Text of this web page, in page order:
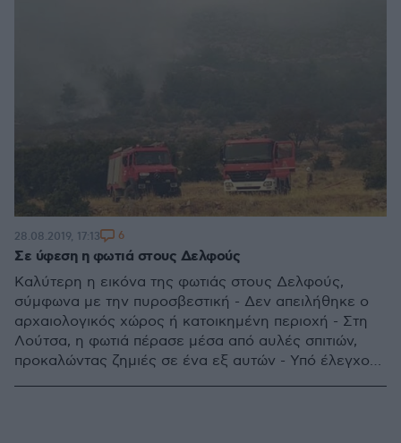
Σε ύφεση η φωτιά στους Δελφούς
Καλύτερη η εικόνα της φωτιάς στους Δελφούς,
σύμφωνα με την πυροσβεστική - Δεν απειλήθηκε ο
αρχαιολογικός χώρος ή κατοικημένη περιοχή - Στη
Λούτσα, η φωτιά πέρασε μέσα από αυλές σπιτιών,
προκαλώντας ζημιές σε ένα εξ αυτών - Υπό έλεγχο
28.08.2019, 17:13 6